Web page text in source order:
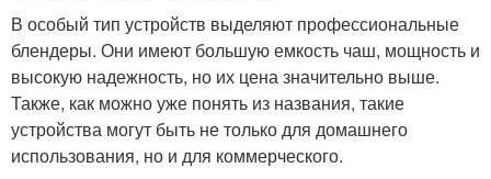
В особый тип устройств выделяют профессиональные
блендеры. Они имеют большую емкость чаш, мощность и
высокую надежность, но их цена значительно выше.
Также, как можно уже понять из названия, такие
устройства могут быть не только для домашнего
использования, но и для коммерческого.